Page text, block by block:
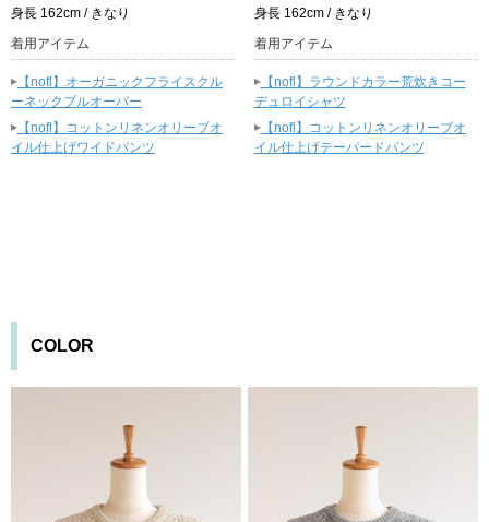
身長 162cm / きなり
着用アイテム
▸ 【nofl】オーガニックフライスクル
ーネックプルオーバー
▸ 【nofl】コットンリネンオリーブオ
イル仕上げワイドパンツ
身長 162cm / きなり
着用アイテム
▸【nofl】ラウンドカラー荒炊きコー
デュロイシャツ
▸【nofl】コットンリネンオリーブオ
イル仕上げテーパードパンツ
COLOR